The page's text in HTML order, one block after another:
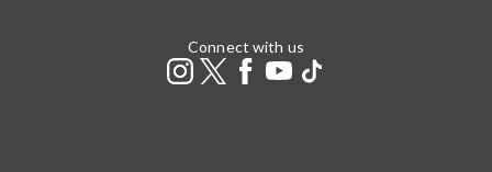
Connect with us